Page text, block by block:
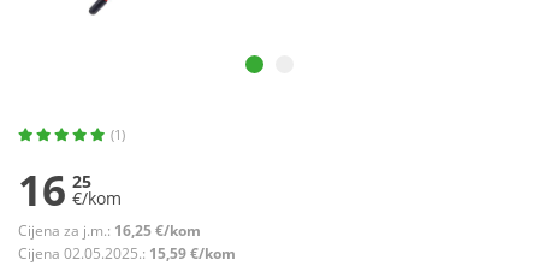
(1)
16 25
€/kom
Cijena za j.m.: 16,25 €/kom
Cijena 02.05.2025.: 15,59 €/kom